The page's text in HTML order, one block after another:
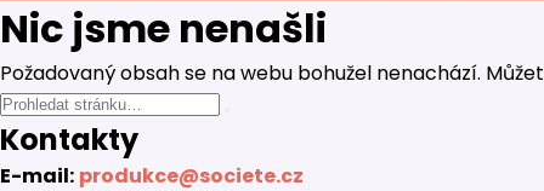
Nic jsme nenašli
Požadovaný obsah se na webu bohužel nenachází.
Kontakty
E-mail: produkce@societe.cz